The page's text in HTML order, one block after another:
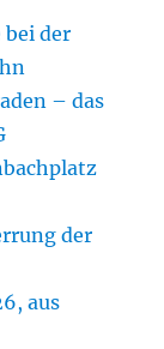
bei der
– das
der
aus